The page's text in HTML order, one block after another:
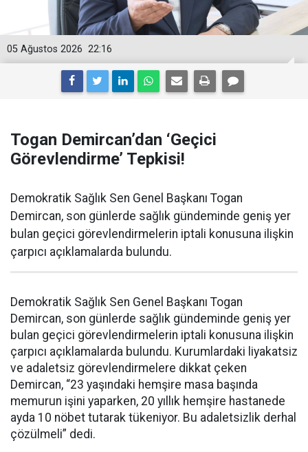
22:16
05 Ağustos 2026
Togan Demircan’dan ‘Geçici
Görevlendirme’ Tepkisi!
Demokratik Sağlık Sen Genel Başkanı Togan
Demircan, son günlerde sağlık gündeminde geniş yer
bulan geçici görevlendirmelerin iptali konusuna ilişkin
çarpıcı açıklamalarda bulundu.
Demokratik Sağlık Sen Genel Başkanı Togan
Demircan, son günlerde sağlık gündeminde geniş yer
bulan geçici görevlendirmelerin iptali konusuna ilişkin
çarpıcı açıklamalarda bulundu. Kurumlardaki liyakatsiz
ve adaletsiz görevlendirmelere dikkat çeken
Demircan, “23 yaşındaki hemşire masa başında
memurun işini yaparken, 20 yıllık hemşire hastanede
ayda 10 nöbet tutarak tükeniyor. Bu adaletsizlik derhal
çözülmeli” dedi.